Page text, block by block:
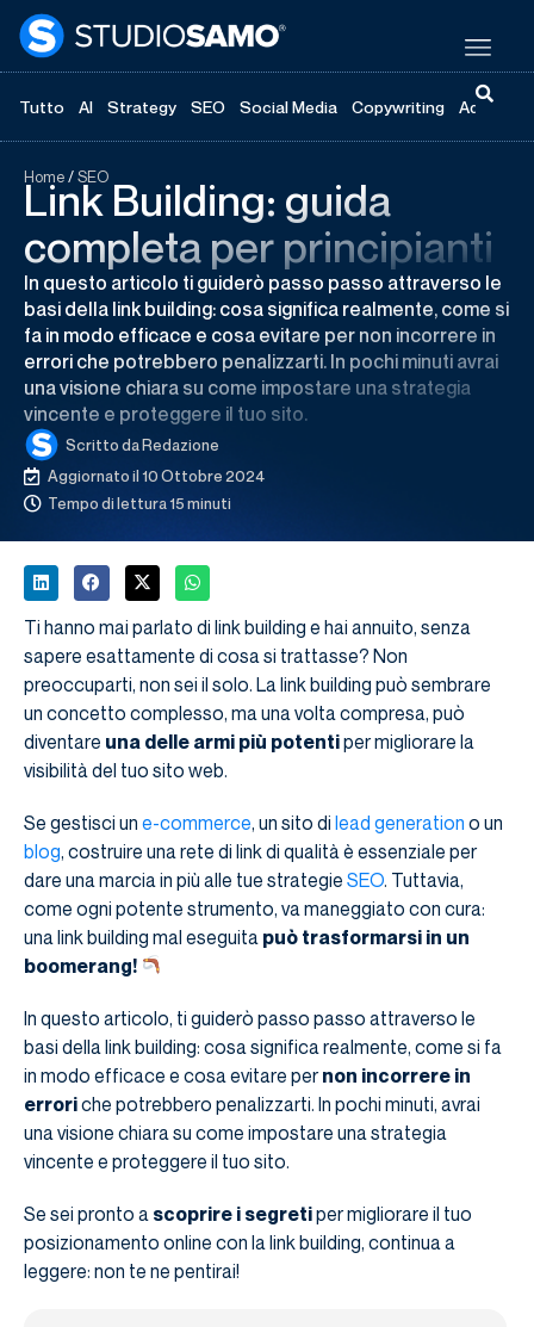
Tutto AI Strategy SEO Social Media Copywriting
Home/SEO
Link Building: guida
completa per principianti
In questo articolo ti guiderò passo passo attraverso le
basi della link building: cosa significa realmente, come si
fa in modo efficace e cosa evitare per non incorrere in
errori che potrebbero penalizzarti. In pochi minuti avrai
una visione chiara su come impostare una strategia
vincente e proteggere il tuo sito.
Scritto daRedazione
Aggiornato il 10 Ottobre 2024
Tempo di lettura 15 minuti
Ti hanno mai parlato di link building e hai annuito, senza
sapere esattamente di cosa si trattasse? Non
preoccuparti, non sei il solo. La link building può sembrare
un concetto complesso, ma una volta compresa, può
diventare una delle armi più potentiper migliorare la
visibilità del tuo sito web.
Se gestisci un e-commerce, un sito di lead generation o un
blog, costruire una rete di link di qualità è essenziale per
dare una marcia in più alle tue strategie SEO. Tuttavia,
come ogni potente strumento, va maneggiato con cura:
una link building mal eseguita può trasformarsi in un
boomerang!
In questo articolo, ti guiderò passo passo attraverso le
basi della link building: cosa significa realmente, come si fa
in modo efficace e cosa evitare pernon incorrere in
erroriche potrebbero penalizzarti. In pochi minuti, avrai
una visione chiara su come impostare una strategia
vincente e proteggere il tuo sito.
Se sei pronto a scoprire i segretiper migliorare il tuo
posizionamento online con la link building, continua a
leggere: non te ne pentirai!